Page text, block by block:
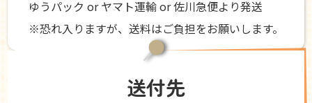
ゆうパック or ヤマト運輸 or 佐川急便より発送
※恐れ入りますが、送料はご負担をお願いします。
送付先